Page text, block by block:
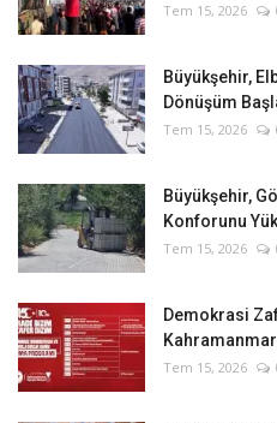
Tem 15, 2026
Büyükşehir,
Dönüşüm
Tem 15, 2026
Büyükşehir,
Konforunu
Tem 15, 2026
Demokrasi
Tem 15, 2026